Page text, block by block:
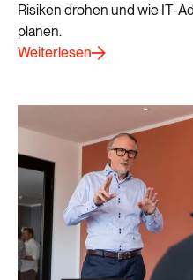
Risiken drohen und wie IT-
planen.
Weiterlesen